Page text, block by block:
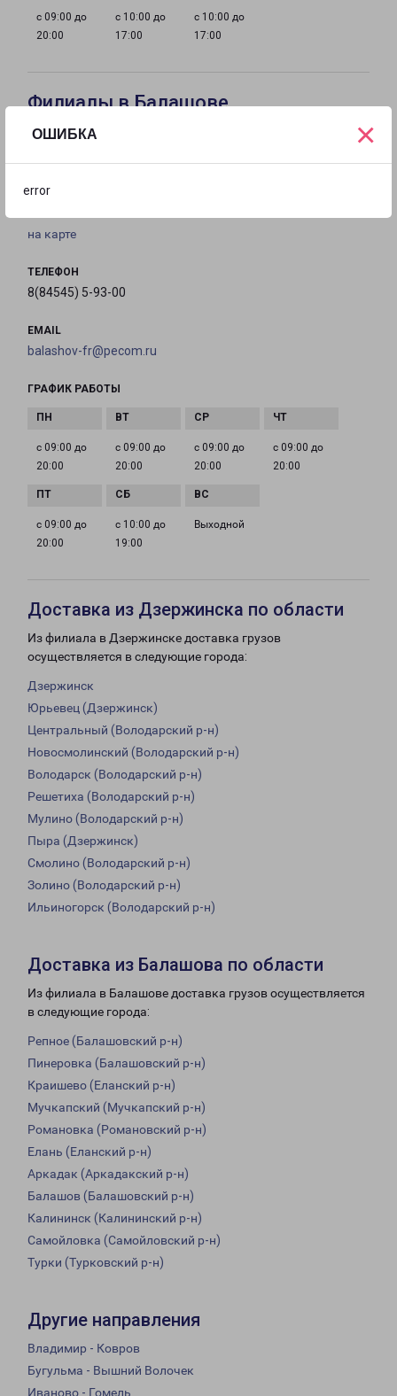
ОШИБКА
error
×
с 09:00 до
20:00
с 10:00 до
17:00
с 10:00 до
17:00
Филиалы в Балашове
Шоссейная улица, 30
на карте
ТЕЛЕФОН
8(84545) 5-93-00
EMAIL
balashov-fr@pecom.ru
ГРАФИК РАБОТЫ
с 09:00 до
20:00
с 09:00 до
20:00
с 09:00 до
20:00
с 09:00 до
20:00
с 09:00 до
20:00
с 10:00 до
19:00
Выходной
Доставка из Дзержинска по области
Из филиала в Дзержинске доставка грузов
осуществляется в следующие города:
Дзержинск
Юрьевец (Дзержинск)
Центральный (Володарский р-н)
Новосмолинский (Володарский р-н)
Володарск (Володарский р-н)
Решетиха (Володарский р-н)
Мулино (Володарский р-н)
Пыра (Дзержинск)
Смолино (Володарский р-н)
Золино (Володарский р-н)
Ильиногорск (Володарский р-н)
Доставка из Балашова по области
Из филиала в Балашове доставка грузов осуществляется
в следующие города:
Репное (Балашовский р-н)
Пинеровка (Балашовский р-н)
Краишево (Еланский р-н)
Мучкапский (Мучкапский р-н)
Романовка (Романовский р-н)
Елань (Еланский р-н)
Аркадак (Аркадакский р-н)
Балашов (Балашовский р-н)
Калининск (Калининский р-н)
Самойловка (Самойловский р-н)
Турки (Турковский р-н)
Другие направления
Владимир - Ковров
Бугульма - Вышний Волочек
Иваново - Гомель